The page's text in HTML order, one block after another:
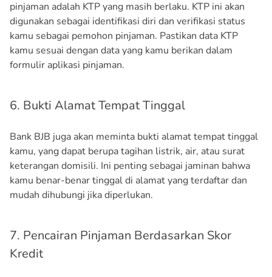
pinjaman adalah KTP yang masih berlaku. KTP ini akan
digunakan sebagai identifikasi diri dan verifikasi status
kamu sebagai pemohon pinjaman. Pastikan data KTP
kamu sesuai dengan data yang kamu berikan dalam
formulir aplikasi pinjaman.
6. Bukti Alamat Tempat Tinggal
Bank BJB juga akan meminta bukti alamat tempat tinggal
kamu, yang dapat berupa tagihan listrik, air, atau surat
keterangan domisili. Ini penting sebagai jaminan bahwa
kamu benar-benar tinggal di alamat yang terdaftar dan
mudah dihubungi jika diperlukan.
7. Pencairan Pinjaman Berdasarkan Skor
Kredit